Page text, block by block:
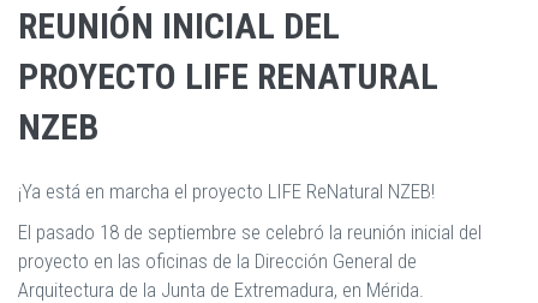
REUNIÓN INICIAL DEL
PROYECTO LIFE RENATURAL
NZEB
¡Ya está en marcha el proyecto LIFE ReNatural NZEB!
El pasado 18 de septiembre se celebró la reunión inicial del
proyecto en las oficinas de la Dirección General de
Arquitectura de la Junta de Extremadura, en Mérida.